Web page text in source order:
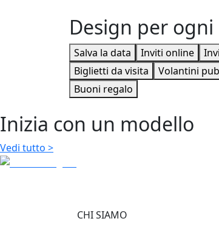
Design per ogni
Salva la data Inviti online
Biglietti da visita
Volantini
Buoni regalo
Inizia con un modello
Vedi tutto >
CHI SIAMO